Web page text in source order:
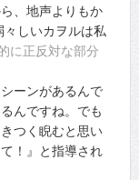
、地声よりもか
しいカヲルは私
に正反対な部分
ーンがあるんで
んですね。でも
つく睨むと思い
！』と指導され